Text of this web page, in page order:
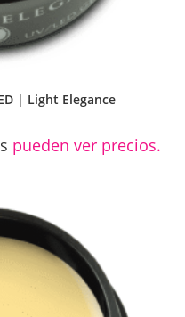
| Light Elegance
pueden ver precios.